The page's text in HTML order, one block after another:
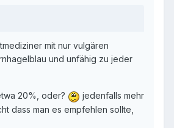
mit nur vulgären
und unfähig zu jeder
20%, oder?
jedenfalls mehr
dass man es empfehlen sollte,